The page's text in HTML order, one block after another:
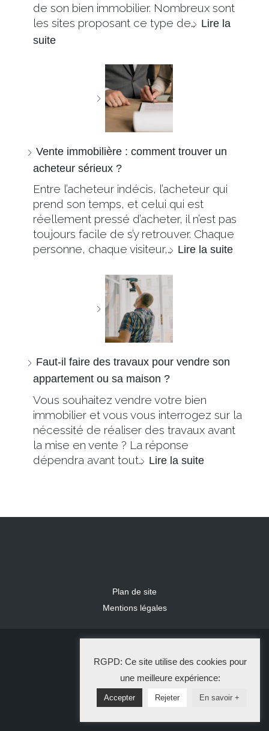
de son bien immobilier. Nombreux sont
les sites proposant ce type de… Lire la
suite
Vente immobilière : comment trouver un
acheteur sérieux ?
Entre l’acheteur indécis, l’acheteur qui
prend son temps, et celui qui est
réellement pressé d’acheter, il n’est pas
toujours facile de s’y retrouver. Chaque
personne, chaque visiteur,… Lire la suite
Faut-il faire des travaux pour vendre son
appartement ou sa maison ?
Vous souhaitez vendre votre bien
immobilier et vous vous interrogez sur la
nécessité de réaliser des travaux avant
la mise en vente ? La réponse
dépendra avant tout… Lire la suite
Plan de site
Mentions légales
La Solution Immo
RGPD: Ce site utilise des cookies pour
une meilleure expérience:
Accepter Rejeter En savoir +